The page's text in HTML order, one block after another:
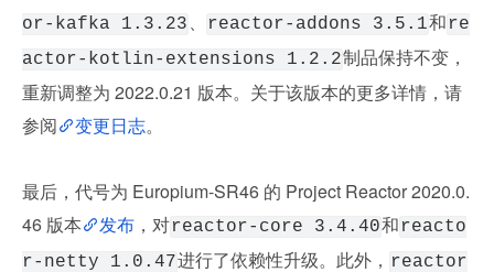
or-kafka 1.3.23 、 reactor-addons 3.5.1和 re
actor-kotlin-extensions 1.2.2制品保持不变，
重新调整为 2022.0.21 版本。关于该版本的更多详情，请
参阅
变更日志。
最后，代号为 Europium-SR46 的 Project Reactor 2020.0.
46 版本
发布 ，对reactor-core 3.4.40和 reacto
r-netty 1.0.47进行了依赖性升级。此外， reactor